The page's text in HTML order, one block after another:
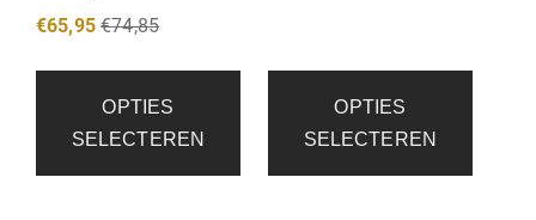
€65,95 €74,85
OPTIES
SELECTEREN
OPTIES
SELECTEREN